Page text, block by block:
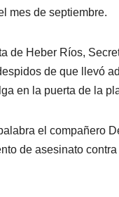
mes de septiembre.
de Heber Ríos,
de que llevó
en la puerta de la
el compañero
de asesinato